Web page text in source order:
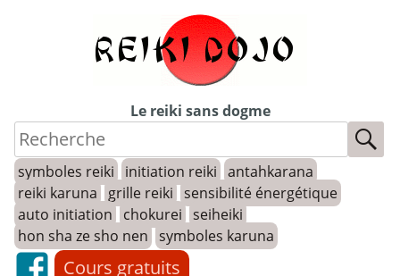
Le reiki sans dogme
symboles reiki initiation reiki antahkarana
reiki karuna
grille reiki sensibilité énergétique
auto initiation
chokurei seiheiki
hon sha ze sho nen symboles karuna
Cours gratuits